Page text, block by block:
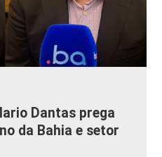
Dantas prega
da Bahia e setor